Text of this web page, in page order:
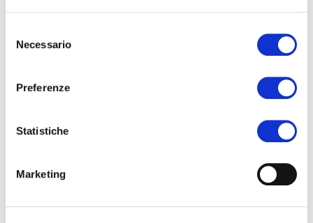
delNecessario
Preferenze
Statistiche
Marketing
e contratti in sede stragiudiziale, mentre in
sede giudiziale è fornita rappresentanza in
l’impugnazione di delibere, la violazione di
regolamenti condominiali, le ipotesi di
contratti d’appalto, contratti d’opera o di
persone fisiche, oltre agli ambiti di cui sopra è
famiglia e di diritto successorio.